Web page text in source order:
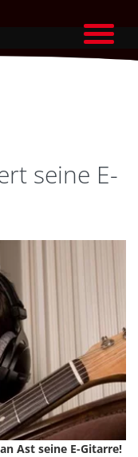
seine E-
Ast seine E-Gitarre!